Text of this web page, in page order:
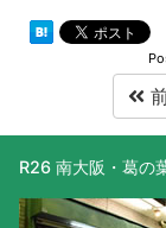
R26 南大阪・葛の